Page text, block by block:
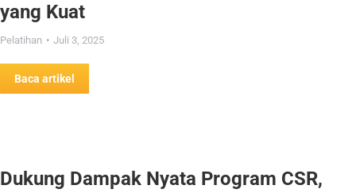
yang Kuat
Pelatihan Juli 3, 2025
Baca artikel
Dukung Dampak Nyata Program CSR,